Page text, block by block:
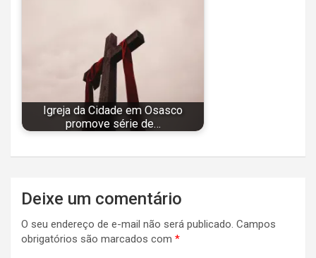
Igreja da Cidade em Osasco
promove série de…
Navegação
de
Post
Deixe um comentário
O seu endereço de e-mail não será publicado. Campos
obrigatórios são marcados com *